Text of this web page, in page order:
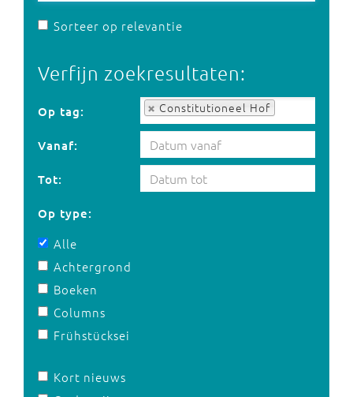
Sorteer op relevantie
Verfijn zoekresultaten:
Op tag: Constitutioneel Hof
Op tag:
Vanaf:
Tot:
Op type:
Alle
Achtergrond
Boeken
Columns
Frühstücksei
Kort nieuws